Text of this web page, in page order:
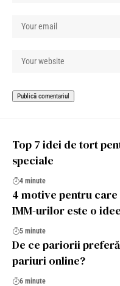
Top 7 idei de tort
speciale
4 minute
4 motive pentru
IMM-urilor este o
5 minute
De ce pariorii
pariuri online?
6 minute